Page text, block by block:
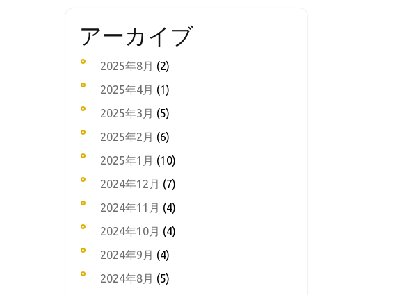
アーカイブ
2025年8月 (2)
2025年4月 (1)
2025年3月 (5)
2025年2月 (6)
2025年1月 (10)
2024年12月 (7)
2024年11月 (4)
2024年10月 (4)
2024年9月 (4)
2024年8月 (5)